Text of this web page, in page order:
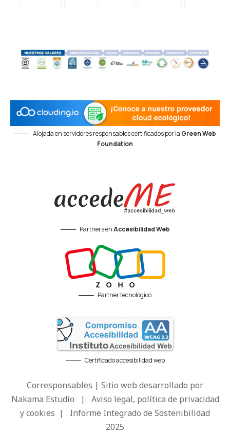
Alojada en servidores responsables certificados por la Green Web
Foundation
Partners enAccesibilidad Web
Partner tecnológico
Certificado accesibilidad web
Corresponsables | Sitio web desarrollado por
Nakama Estudio | Aviso legal, política de privacidad
y cookies | Informe Integrado de Sostenibilidad
2025